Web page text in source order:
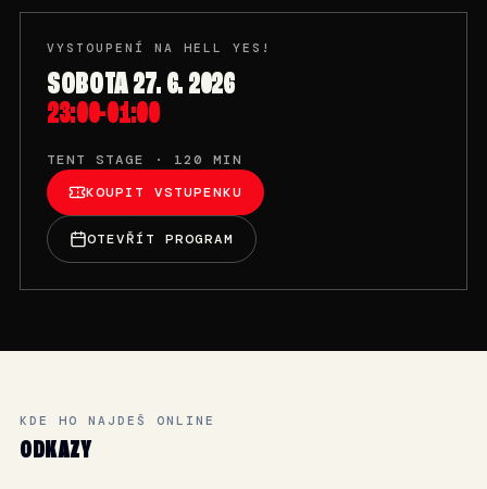
VYSTOUPENÍ NA HELL YES!
SOBOTA 27. 6. 2026
23:00-01:00
TENT STAGE · 120 MIN
KOUPIT VSTUPENKU
OTEVŘÍT PROGRAM
KDE HO NAJDEŠ ONLINE
ODKAZY